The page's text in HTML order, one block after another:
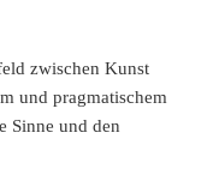
zwischen Kunst
und pragmatischem
Sinne und den